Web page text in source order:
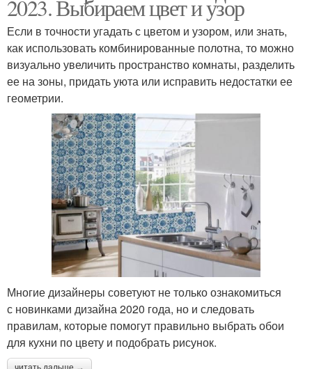
2023. Выбираем цвет и узор
Если в точности угадать с цветом и узором, или знать,
как использовать комбинированные полотна, то можно
визуально увеличить пространство комнаты, разделить
ее на зоны, придать уюта или исправить недостатки ее
геометрии.
Многие дизайнеры советуют не только ознакомиться
с новинками дизайна 2020 года, но и следовать
правилам, которые помогут правильно выбрать обои
для кухни по цвету и подобрать рисунок.